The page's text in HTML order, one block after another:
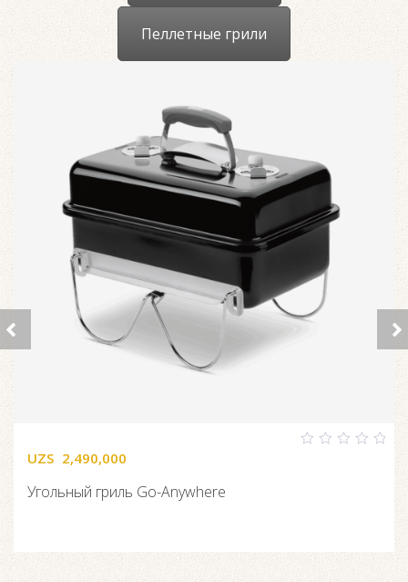
Пеллетные грили
UZS 2,490,000
Угольный гриль Go-Anywhere